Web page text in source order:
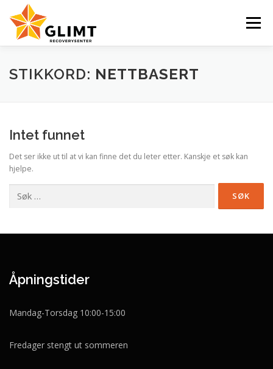
innhold
Meny
VI TILBYR NYHETER KALENDER
STIKKORD: NETTBASERT
Intet funnet
Det ser ikke ut til at vi kan finne det du leter etter. Kanskje et søk kan
hjelpe.
etter:
Åpningstider
Mandag-Torsdag 10:00-15:00
Fredager stengt ut sommeren